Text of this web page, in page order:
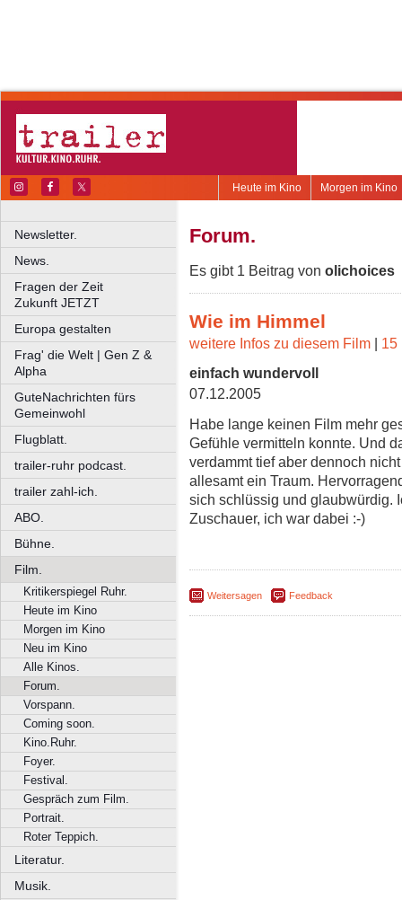
Morgen im Kino
Heute im Kino
Newsletter.
News.
Fragen der Zeit
Zukunft JETZT
Europa gestalten
Frag' die Welt | Gen Z &
Alpha
GuteNachrichten fürs
Gemeinwohl
Flugblatt.
trailer-ruhr podcast.
trailer zahl-ich.
ABO.
Bühne.
Film.
Kritikerspiegel Ruhr.
Heute im Kino
Morgen im Kino
Neu im Kino
Alle Kinos.
Forum.
Vorspann.
Coming soon.
Kino.Ruhr.
Foyer.
Festival.
Gespräch zum Film.
Portrait.
Roter Teppich.
Literatur.
Musik.
Forum.
Es gibt 1 Beitrag von olichoices
Wie im Himmel
weitere Infos zu diesem Film | 15
einfach wundervoll
07.12.2005
Habe lange keinen Film mehr
Gefühle vermitteln konnte. Und
verdammt tief aber dennoch
allesamt ein Traum.
sich schlüssig und glaubwürdig.
Zuschauer, ich war dabei :-)
Weitersagen Feedback